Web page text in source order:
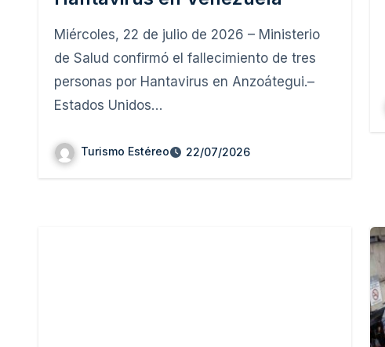
Miércoles, 22 de julio de 2026 – Ministerio
de Salud confirmó el fallecimiento de tres
personas por Hantavirus en Anzoátegui.–
Estados Unidos…
Turismo Estéreo 22/07/2026